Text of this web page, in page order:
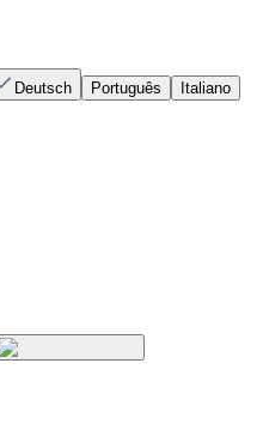
Deutsch Português
Italiano